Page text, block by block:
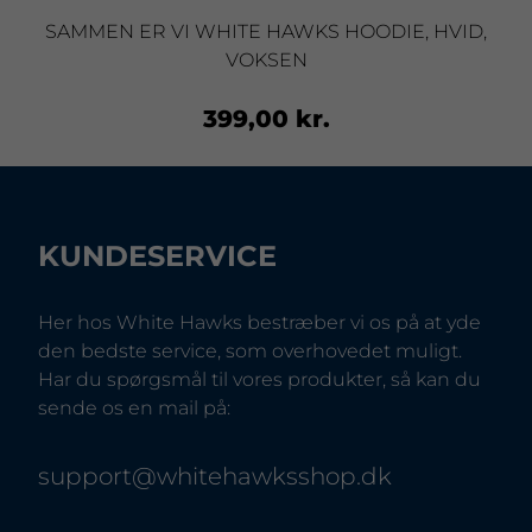
SAMMEN ER VI WHITE HAWKS HOODIE, HVID,
VOKSEN
399,00 kr.
KUNDESERVICE
Her hos White Hawks bestræber vi os på at yde
den bedste service, som overhovedet muligt.
Har du spørgsmål til vores produkter, så kan du
sende os en mail på:
support@whitehawksshop.dk